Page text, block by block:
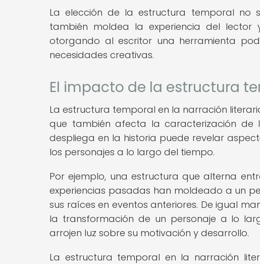
La elección de la estructura temporal no
también moldea la experiencia del
otorgando al escritor una herramienta
necesidades creativas.
El impacto de la estructura
La estructura temporal en la narración
que también afecta la caracterización de
despliega en la historia puede revelar
los personajes a lo largo del tiempo.
Por ejemplo, una estructura que alterna
experiencias pasadas han moldeado a un
sus raíces en eventos anteriores. De igual
la transformación de un personaje a lo
arrojen luz sobre su motivación y desarrollo.
La estructura temporal en la narración